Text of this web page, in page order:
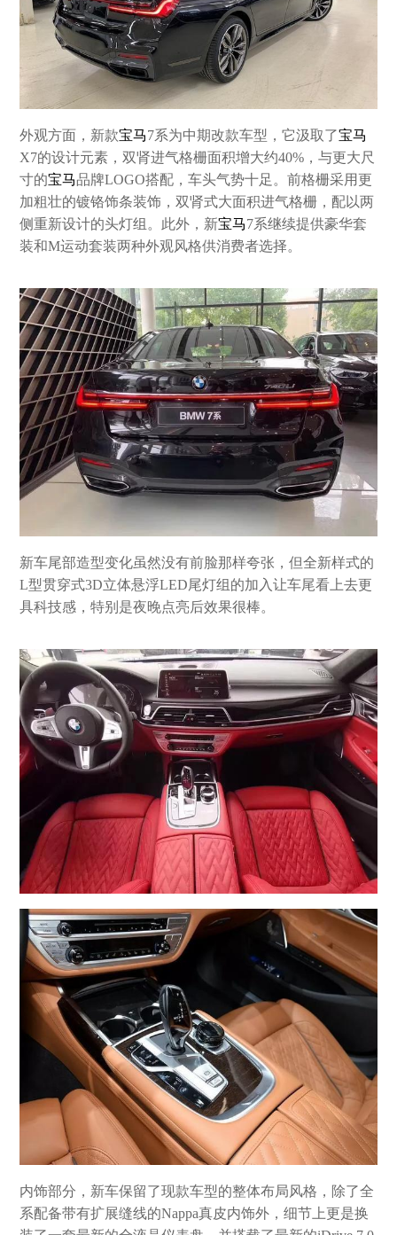
外观方面，新款宝马7系为中期改款车型，它汲取了宝马
X7的设计元素，双肾进气格栅面积增大约40%，与更大尺
寸的宝马品牌LOGO搭配，车头气势十足。前格栅采用更
加粗壮的镀铬饰条装饰，双肾式大面积进气格栅，配以两
侧重新设计的头灯组。此外，新宝马7系继续提供豪华套
装和M运动套装两种外观风格供消费者选择。
新车尾部造型变化虽然没有前脸那样夸张，但全新样式的
L型贯穿式3D立体悬浮LED尾灯组的加入让车尾看上去更
具科技感，特别是夜晚点亮后效果很棒。
内饰部分，新车保留了现款车型的整体布局风格，除了全
系配备带有扩展缝线的Nappa真皮内饰外，细节上更是换